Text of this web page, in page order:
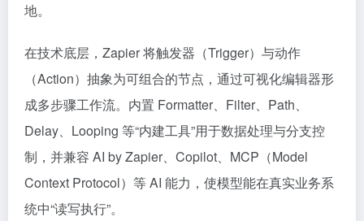
地。
在技术底层，Zapier 将触发器（Trigger）与动作
（Action）抽象为可组合的节点，通过可视化编辑器形
成多步骤工作流。内置 Formatter、Filter、Path、
Delay、Looping 等“内建工具”用于数据处理与分支控
制，并兼容 AI by Zapier、Copilot、MCP（Model
Context Protocol）等 AI 能力，使模型能在真实业务系
统中“读写执行”。